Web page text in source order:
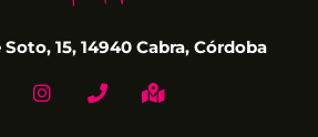
15, 14940 Cabra, Córdoba